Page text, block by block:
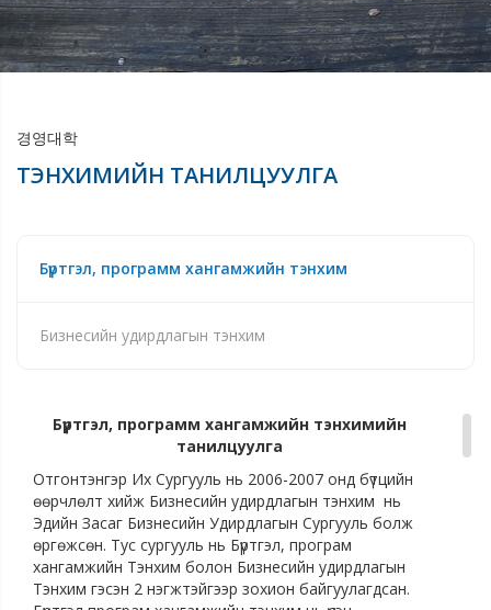
경영대학
ТЭНХИМИЙН ТАНИЛЦУУЛГА
Бүртгэл, программ хангамжийн тэнхим
Бизнесийн удирдлагын тэнхим
Бүртгэл, программ хангамжийн тэнхимийн
танилцуулга
Отгонтэнгэр Их Сургууль нь 2006-2007 онд бүтцийн
өөрчлөлт хийж Бизнесийн удирдлагын тэнхим нь
Эдийн Засаг Бизнесийн Удирдлагын Сургууль болж
өргөжсөн. Тус сургууль нь Бүртгэл, програм
хангамжийн Тэнхим болон Бизнесийн удирдлагын
Тэнхим гэсэн 2 нэгжтэйгээр зохион байгуулагдсан.